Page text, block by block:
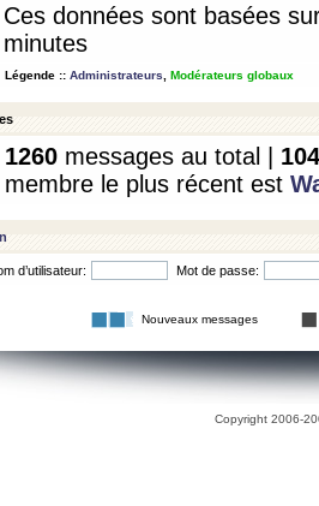
Ces données sont basées
minutes
Légende :: Administrateurs Modérateurs globaux
1260 messages au total | 104
membre le plus récent est
d’utilisateur: Mot de passe:
Nouveaux messages
Copyright 2006-